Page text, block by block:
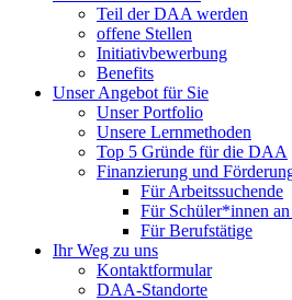
Teil der DAA werden
offene Stellen
Initiativbewerbung
Benefits
Unser Angebot für Sie
Unser Portfolio
Unsere Lernmethoden
Top 5 Gründe für die DAA
Finanzierung und
Für Arbeitssuchende
Für Schüler*innen an
Für Berufstätige
Ihr Weg zu uns
Kontaktformular
DAA-Standorte